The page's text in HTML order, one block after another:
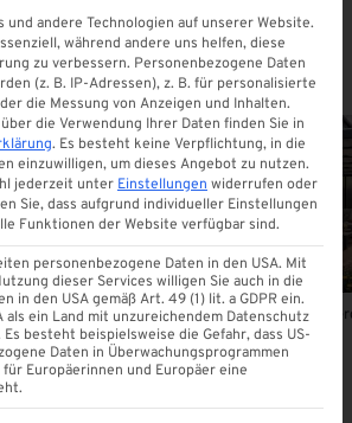
vsgglas
Terrassendach-Konfigurator
und andere Technologien auf unserer Website.
während andere uns helfen, diese
zu verbessern. Personenbezogene Daten
(z. B. IP-Adressen), z. B. für personalisierte
die Messung von Anzeigen und Inhalten.
die Verwendung Ihrer Daten finden Sie in
. Es besteht keine Verpflichtung, in die
einzuwilligen, um dieses Angebot zu nutzen.
jederzeit unter Einstellungen widerrufen oder
Sie, dass aufgrund individueller Einstellungen
Funktionen der Website verfügbar sind.
personenbezogene Daten in den USA. Mit
dieser Services willigen Sie auch in die
in den USA gemäß Art. 49 (1) lit. a GDPR ein.
als ein Land mit unzureichendem Datenschutz
Es besteht beispielsweise die Gefahr, dass US-
Daten in Überwachungsprogrammen
Europäerinnen und Europäer eine